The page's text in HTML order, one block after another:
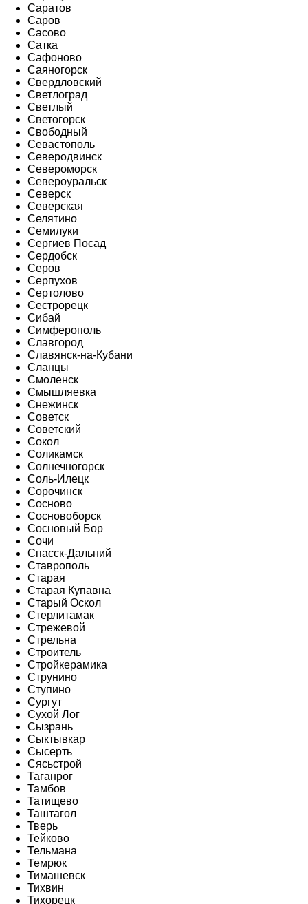
Саратов
Саров
Сасово
Сатка
Сафоново
Саяногорск
Свердловский
Светлоград
Светлый
Светогорск
Свободный
Севастополь
Северодвинск
Североморск
Североуральск
Северск
Северская
Селятино
Семилуки
Сергиев Посад
Сердобск
Серов
Серпухов
Сертолово
Сестрорецк
Сибай
Симферополь
Славгород
Славянск-на-Кубани
Сланцы
Смоленск
Смышляевка
Снежинск
Советск
Советский
Сокол
Соликамск
Солнечногорск
Соль-Илецк
Сорочинск
Сосново
Сосновоборск
Сосновый Бор
Сочи
Спасск-Дальний
Ставрополь
Старая
Старая Купавна
Старый Оскол
Стерлитамак
Стрежевой
Стрельна
Строитель
Стройкерамика
Струнино
Ступино
Сургут
Сухой Лог
Сызрань
Сыктывкар
Сысерть
Сясьстрой
Таганрог
Тамбов
Татищево
Таштагол
Тверь
Тейково
Тельмана
Темрюк
Тимашевск
Тихвин
Тихорецк